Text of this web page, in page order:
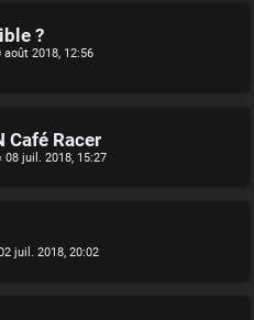
?
août 2018, 12:56
Café Racer
08 juil. 2018, 15:27
juil. 2018, 20:02